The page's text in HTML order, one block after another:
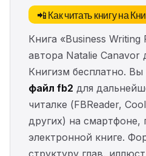
📲 Как читать книгу на
Книга «Business Writing
автора Natalie Canavor
Книгизм бесплатно.
файл fb2 для
читалке (FBReader,
других) на смартфоне,
электронной книге.
структуру глав,